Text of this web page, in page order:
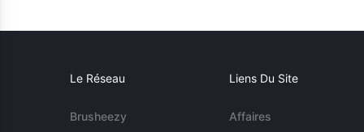
Le Réseau
Brusheezy
Liens Du Site
Affaires